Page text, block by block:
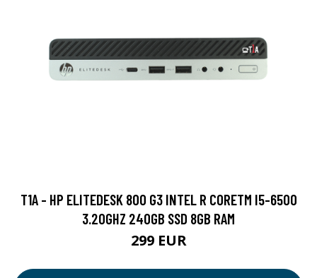
T1A - HP ELITEDESK 800 G3 INTEL R CORETM I5-6500
3.20GHZ 240GB SSD 8GB RAM
299 EUR